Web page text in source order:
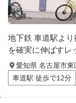
地下鉄 車道駅よ
を確実に伸ばすレ
愛知県 名古屋市
車道駅 徒歩で12分